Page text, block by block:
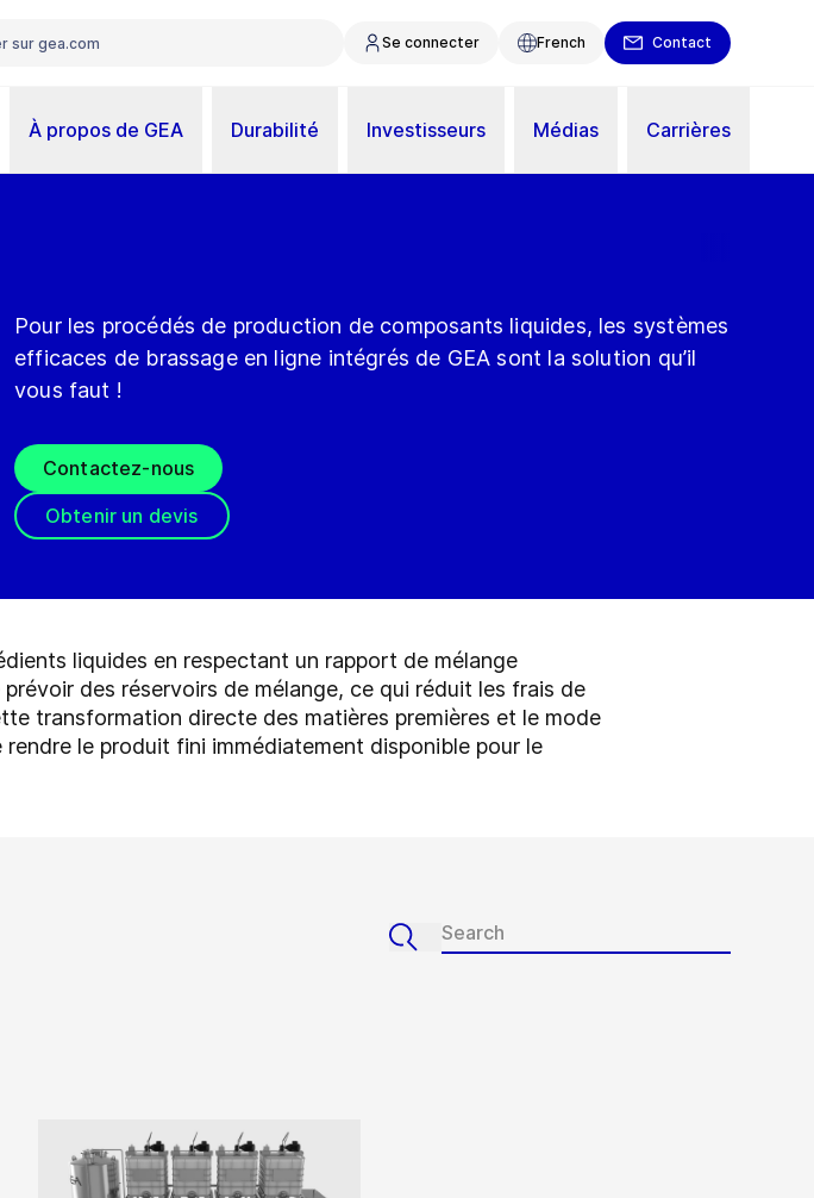
Se connecter French Contact
À propos de GEA Durabilité Investisseurs Médias Carrières
Pour les procédés de production de composants liquides, les systèmes
efficaces de brassage en ligne intégrés de GEA sont la solution qu’il
vous faut !
Contactez-nous
Obtenir un devis
liquides en respectant un rapport de mélange
des réservoirs de mélange, ce qui réduit les frais de
transformation directe des matières premières et le mode
le produit fini immédiatement disponible pour le